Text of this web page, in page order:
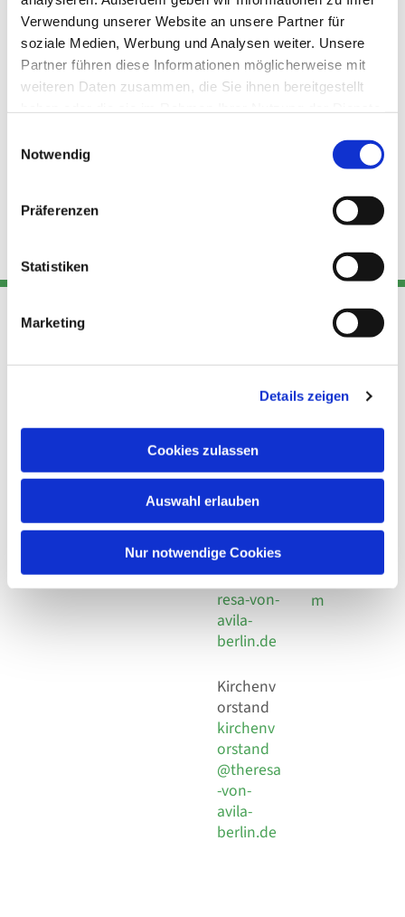
Verwendung unserer Website an unsere Partner für
soziale Medien, Werbung und Analysen weiter. Unsere
Partner führen diese Informationen möglicherweise mit
weiteren Daten zusammen, die Sie ihnen bereitgestellt
Notwendig
Präferenzen
Statistiken
Marketing
Details zeigen
Cookies zulassen
Auswahl erlauben
Nur notwendige Cookies
Adresse
Kirchengemeinde Pfarrei
Hl. Theresa von Avila Berlin
Leitender Pfarrer - Norbert
Behaimstr. 39
Kont
Telefon
+49 30
924 64 28
Fax +49
30 924 54
18
E-Mail
info@the
resa-von-
avila-
berlin.de
Kirchenv
orstand
kirchenv
orstand
@theresa
-von-
avila-
berlin.de
Links
Datensch
utz
Social
Impressu
m